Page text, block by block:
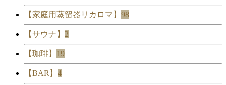
【家庭用蒸留器リカロマ】 98
【サウナ】 2
【珈琲】 19
【BAR】 4